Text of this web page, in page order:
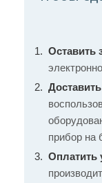
Оставить
прибор на
Оплатить